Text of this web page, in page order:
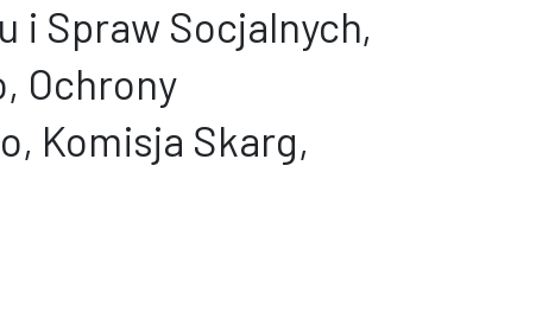
i Spraw Socjalnych,
Ochrony
Komisja Skarg,